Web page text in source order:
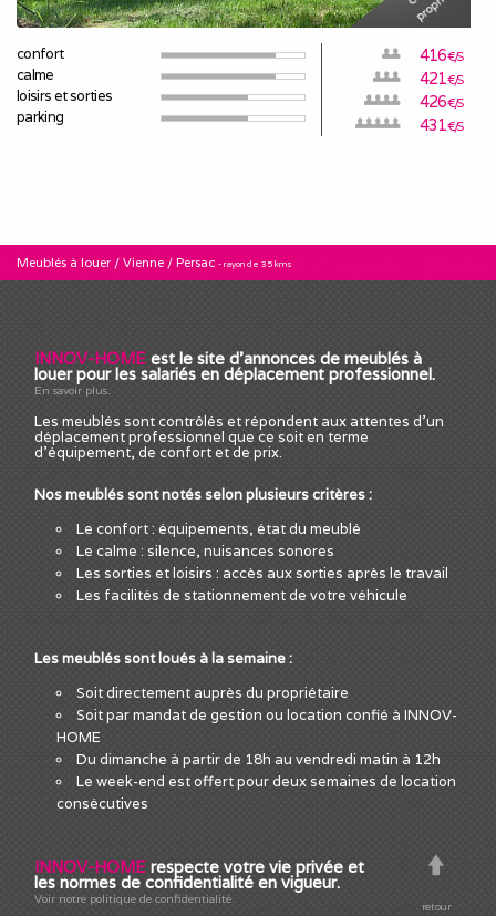
confort
calme
loisirs et sorties
parking
416€/S
421€/S
426€/S
431€/S
Meublés à louer/ Vienne / Persac - rayon de 35 kms
INNOV-HOME est le site d'annonces de meublés à
louer pour les salariés en déplacement professionnel.
En savoir plus.
Les meublés sont contrôlés et répondent aux attentes d'un
déplacement professionnel que ce soit en terme
d'équipement, de confort et de prix.
Nos meublés sont notés selon plusieurs critères :
Le confort : équipements, état du meublé
Le calme : silence, nuisances sonores
Les sorties et loisirs : accès aux sorties après le travail
Les facilités de stationnement de votre véhicule
Les meublés sont loués à la semaine :
Soit directement auprès du propriétaire
Soit par mandat de gestion ou location confié à INNOV-
HOME
Du dimanche à partir de 18h au vendredi matin à 12h
Le week-end est offert pour deux semaines de location
consécutives
INNOV-HOME respecte votre vie privée et
les normes de confidentialité en vigueur.
Voir notre politique de confidentialité.
retour